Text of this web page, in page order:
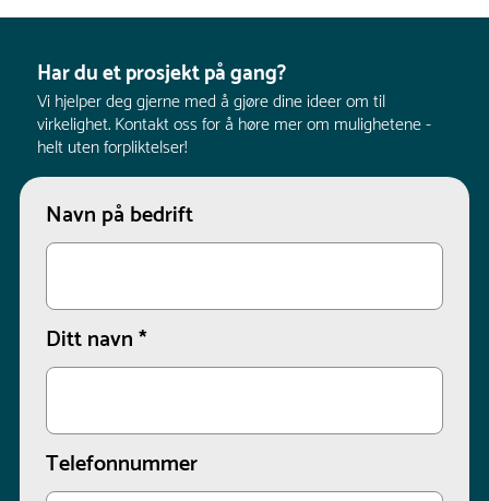
Har du et prosjekt på gang?
Vi hjelper deg gjerne med å gjøre dine ideer om til
virkelighet. Kontakt oss for å høre mer om mulighetene -
helt uten forpliktelser!
Navn på bedrift
Ditt navn*
Telefonnummer